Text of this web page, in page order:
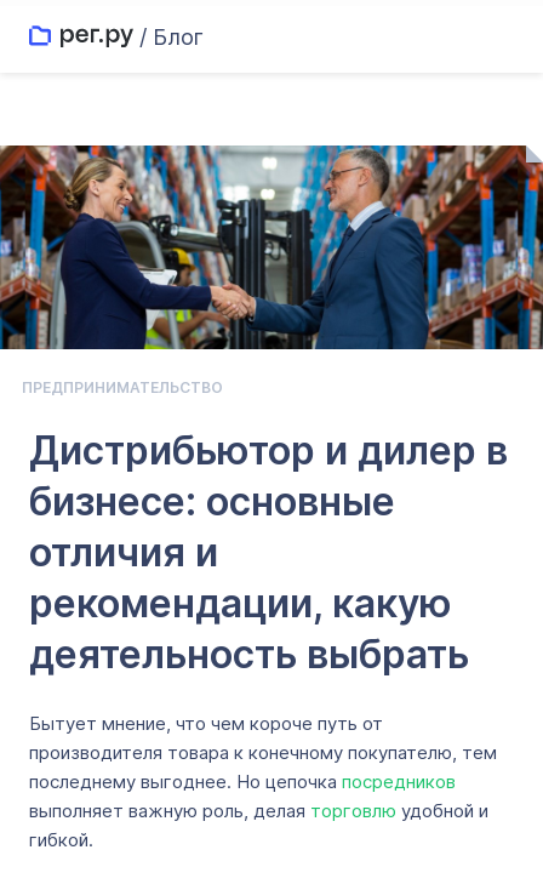
/ Блог
ПРЕДПРИНИМАТЕЛЬСТВО
Дистрибьютор и дилер в
бизнесе: основные
отличия и
рекомендации, какую
деятельность выбрать
Бытует мнение, что чем короче путь от
производителя товара к конечному покупателю, тем
последнему выгоднее. Но цепочка посредников
выполняет важную роль, делая торговлю удобной и
гибкой.